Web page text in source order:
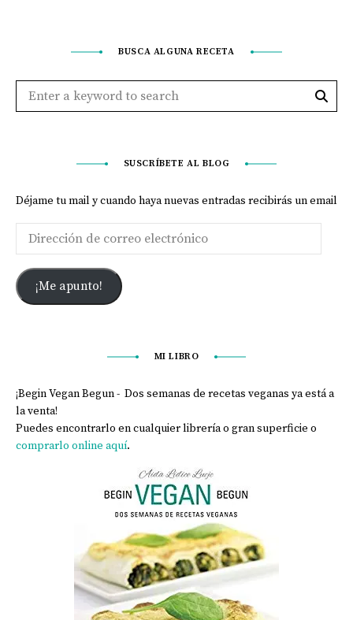
BUSCA ALGUNA RECETA
SUSCRÍBETE AL BLOG
Déjame tu mail y cuando haya nuevas entradas recibirás un email
¡Me apunto!
MI LIBRO
¡Begin Vegan Begun - Dos semanas de recetas veganas ya está a
la venta!
Puedes encontrarlo en cualquier librería o gran superficie o
comprarlo online aquí.